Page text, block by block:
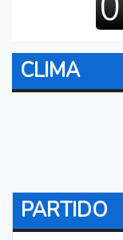
CLIMA
PARTIDO